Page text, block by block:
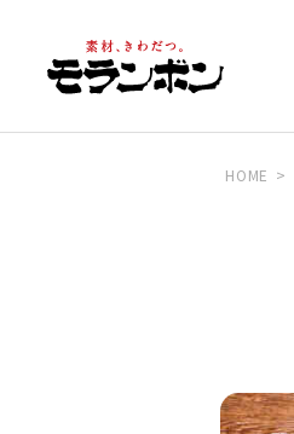
HOME